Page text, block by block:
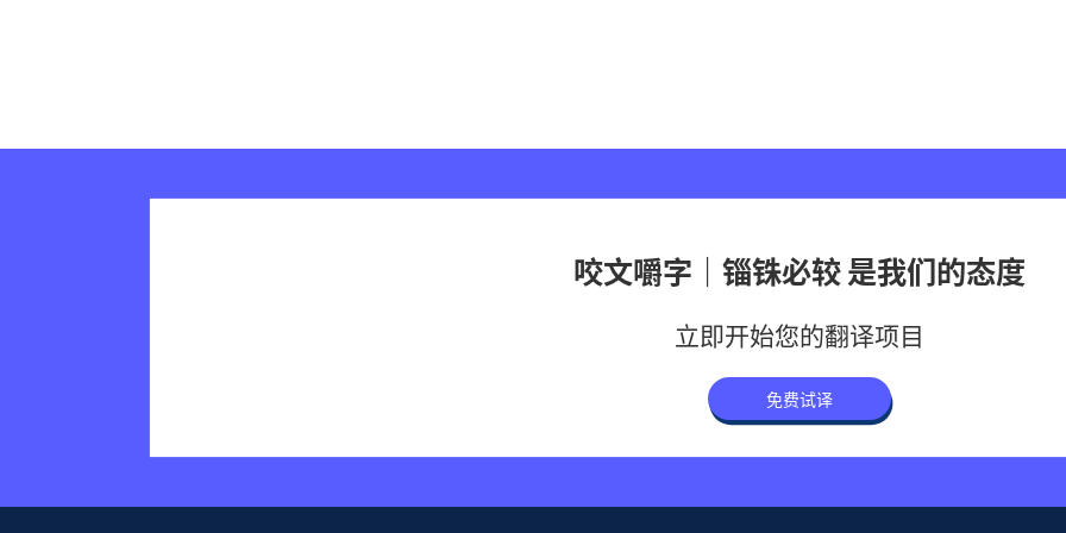
咬文嚼字｜锱铢必较 是我们的态度
立即开始您的翻译项目
免费试译